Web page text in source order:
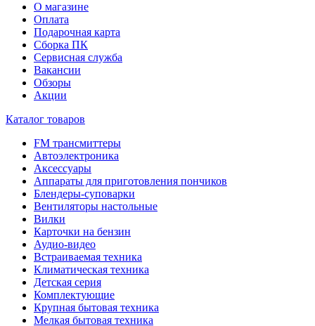
О магазине
Оплата
Подарочная карта
Сборка ПК
Сервисная служба
Вакансии
Обзоры
Акции
Каталог товаров
FM трансмиттеры
Автоэлектроника
Аксессуары
Аппараты для приготовления пончиков
Блендеры-суповарки
Вентиляторы настольные
Вилки
Карточки на бензин
Аудио-видео
Встраиваемая техника
Климатическая техника
Детская серия
Комплектующие
Крупная бытовая техника
Мелкая бытовая техника